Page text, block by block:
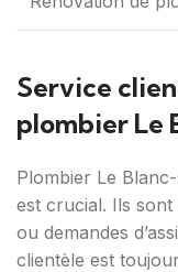
Service
plombier Le
Plombier Le
est crucial. Ils
ou demandes
clientèle est